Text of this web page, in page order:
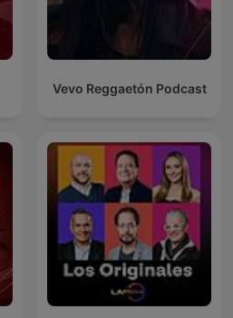
Vevo Reggaetón Podcast